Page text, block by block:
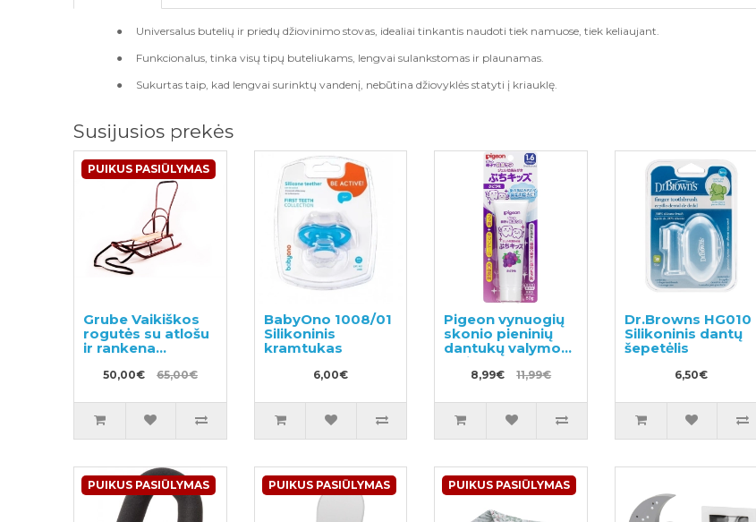
● Universalus butelių ir priedų džiovinimo stovas, idealiai tinkantis naudoti tiek namuose, tiek keliaujant.
●
Funkcionalus, tinka visų tipų buteliukams, lengvai sulankstomas ir plaunamas.
●
Sukurtas taip, kad lengvai surinktų vandenį, nebūtina džiovyklės statyti į kriauklę.
Susijusios prekės
PUIKUS PASIŪLYMAS
Grube Vaikiškos
rogutės su atlošu
ir rankena
spalvos)
50,00€ 65,00€
BabyOno 1008/01
Silikoninis
kramtukas
6,00€
Pigeon vynuogių
skonio pieninių
dantukų valymo
gelis 50g
8,99€ 11,99€
Dr.Browns HG010
Silikoninis dantų
šepetėlis
6,50€
PUIKUS PASIŪLYMAS PUIKUS PASIŪLYMAS PUIKUS PASIŪLYMAS